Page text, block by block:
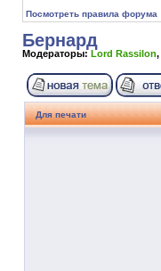
Посмотреть правила форума
Бернард
Модераторы:Lord Rassilon,
Для печати